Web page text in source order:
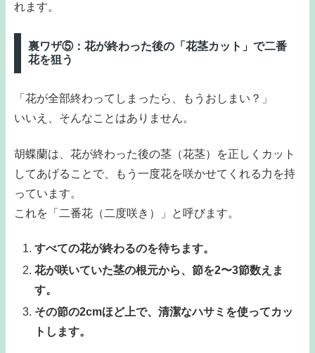
れます。
裏ワザ⑤：花が終わった後の「花茎カット」で二番
花を狙う
「花が全部終わってしまったら、もうおしまい？」
いいえ、そんなことはありません。
胡蝶蘭は、花が終わった後の茎（花茎）を正しくカット
してあげることで、もう一度花を咲かせてくれる力を持
っています。
これを「二番花（二度咲き）」と呼びます。
すべての花が終わるのを待ちます。
花が咲いていた茎の根元から、節を2〜3節数えま
す。
その節の2cmほど上で、清潔なハサミを使ってカッ
トします。